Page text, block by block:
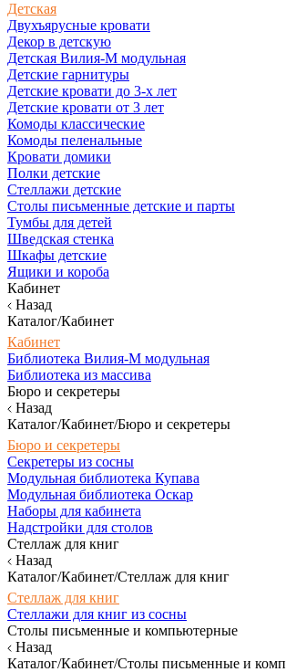
Детская
Двухъярусные кровати
Декор в детскую
Детская Вилия-М модульная
Детские гарнитуры
Детские кровати до 3-х лет
Детские кровати от 3 лет
Комоды классические
Комоды пеленальные
Кровати домики
Полки детские
Стеллажи детские
Столы письменные детские и парты
Тумбы для детей
Шведская стенка
Шкафы детские
Ящики и короба
Кабинет
Назад
Каталог/Кабинет
Кабинет
Библиотека Вилия-М модульная
Библиотека из массива
Бюро и секретеры
Назад
Каталог/Кабинет/Бюро и секретеры
Бюро и секретеры
Секретеры из сосны
Модульная библиотека Купава
Модульная библиотека Оскар
Наборы для кабинета
Надстройки для столов
Стеллаж для книг
Назад
Каталог/Кабинет/Стеллаж для книг
Стеллаж для книг
Стеллажи для книг из сосны
Столы письменные и компьютерные
Назад
Каталог/Кабинет/Столы письменные и